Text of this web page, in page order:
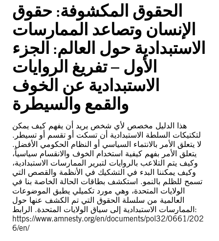
الحقوق المكشوفة: حقوق
الإنسان وتصاعد الممارسات
الاستبدادية حول العالم: الجزء
الأول – تفريغ الروايات
الاستبدادية عن الخوف
والقمع والسيطرة
هذا الدليل مخصص لأي شخص يريد أن يفهم كيف يمكن
لتكتيكات السلطة الاستبدادية أن تسكت أو تقسم أو تسيطر.
لا يتعلق الأمر بالانتماء السياسي أو النظام الحكومي الأفضل.
يتعلق الأمر بفهم كيفية استخدام الخوف والانقسام سياسياً،
وكيف يتم التلاعب بالروايات لتبرير الممارسات الاستبدادية،
وكيف يمكننا البدء في التشكيك في الأنظمة والقصص التي
تسمح للظلم بالنمو. استكشف بطاقات الحالة الخاصة بنا في
الولايات المتحدة، وهي مورد تكميلي يطبق الموضوعات
العالمية من سلسلة الحقوق التي تم الكشف عنها حول
الممارسات الاستبدادية إلى سياق الولايات المتحدة. الرابط:
https://www.amnesty.org/en/documents/pol32/0661/202
6/en/